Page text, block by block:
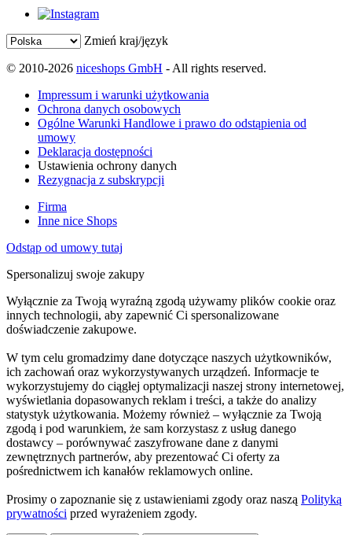
Zmień kraj/język
© 2010-2026 niceshops GmbH - All rights reserved.
Impressum i warunki użytkowania
Ochrona danych osobowych
Ogólne Warunki Handlowe i prawo do odstąpienia od
umowy
Deklaracja dostępności
Ustawienia ochrony danych
Rezygnacja z subskrypcji
Firma
Inne nice Shops
Odstąp od umowy tutaj
Spersonalizuj swoje zakupy
Wyłącznie za Twoją wyraźną zgodą używamy plików cookie oraz
innych technologii, aby zapewnić Ci spersonalizowane
doświadczenie zakupowe.
W tym celu gromadzimy dane dotyczące naszych użytkowników,
ich zachowań oraz wykorzystywanych urządzeń. Informacje te
wykorzystujemy do ciągłej optymalizacji naszej strony internetowej,
wyświetlania dopasowanych reklam i treści, a także do analizy
statystyk użytkowania. Możemy również – wyłącznie za Twoją
zgodą i pod warunkiem, że sam korzystasz z usług danego
dostawcy – porównywać zaszyfrowane dane z danymi
zewnętrznych partnerów, aby prezentować Ci oferty za
pośrednictwem ich kanałów reklamowych online.
Prosimy o zapoznanie się z ustawieniami zgody oraz naszą Polityką
prywatności przed wyrażeniem zgody.